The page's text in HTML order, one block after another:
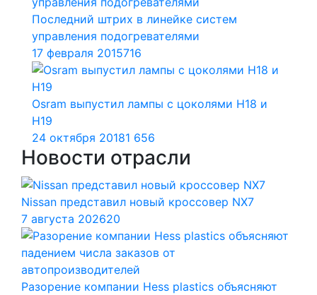
Последний штрих в линейке систем
управления подогревателями
17 февраля 2015716
Osram выпустил лампы с цоколями H18 и
H19
24 октября 20181 656
Новости отрасли
Nissan представил новый кроссовер NX7
7 августа 202620
Разорение компании Hess plastics объясняют